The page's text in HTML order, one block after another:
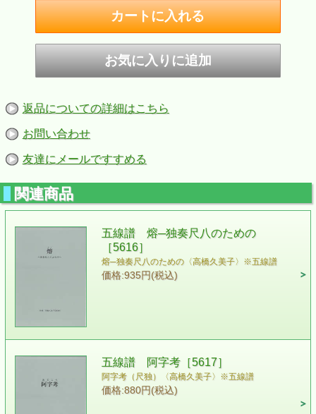
返品についての詳細はこちら
お問い合わせ
友達にメールですすめる
関連商品
五線譜 熔─独奏尺八のための
［5616］
熔─独奏尺八のための〈高橋久美子〉※五線譜
価格:935円(税込)
五線譜 阿字考［5617］
阿字考（尺独）〈高橋久美子〉※五線譜
価格:880円(税込)